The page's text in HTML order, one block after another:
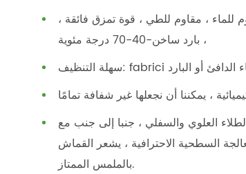
للماء ، مقاوم للطي ، قوة تمزق فائقة ،
بارد ساخن-40-70 درجة مئوية ،
العلوي والسفلي ، جنبا إلى جنب مع
السطحية الاحترافية ، يشعر القماش
بالملمس الممتاز.